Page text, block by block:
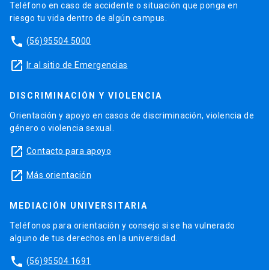
Teléfono en caso de accidente o situación que ponga en
riesgo tu vida dentro de algún campus.
phone (56)95504 5000
launch Ir al sitio de Emergencias
DISCRIMINACIÓN Y VIOLENCIA
Orientación y apoyo en casos de discriminación, violencia de
género o violencia sexual.
launch Contacto para apoyo
launch Más orientación
MEDIACIÓN UNIVERSITARIA
Teléfonos para orientación y consejo si se ha vulnerado
alguno de tus derechos en la universidad.
phone (56)95504 1691